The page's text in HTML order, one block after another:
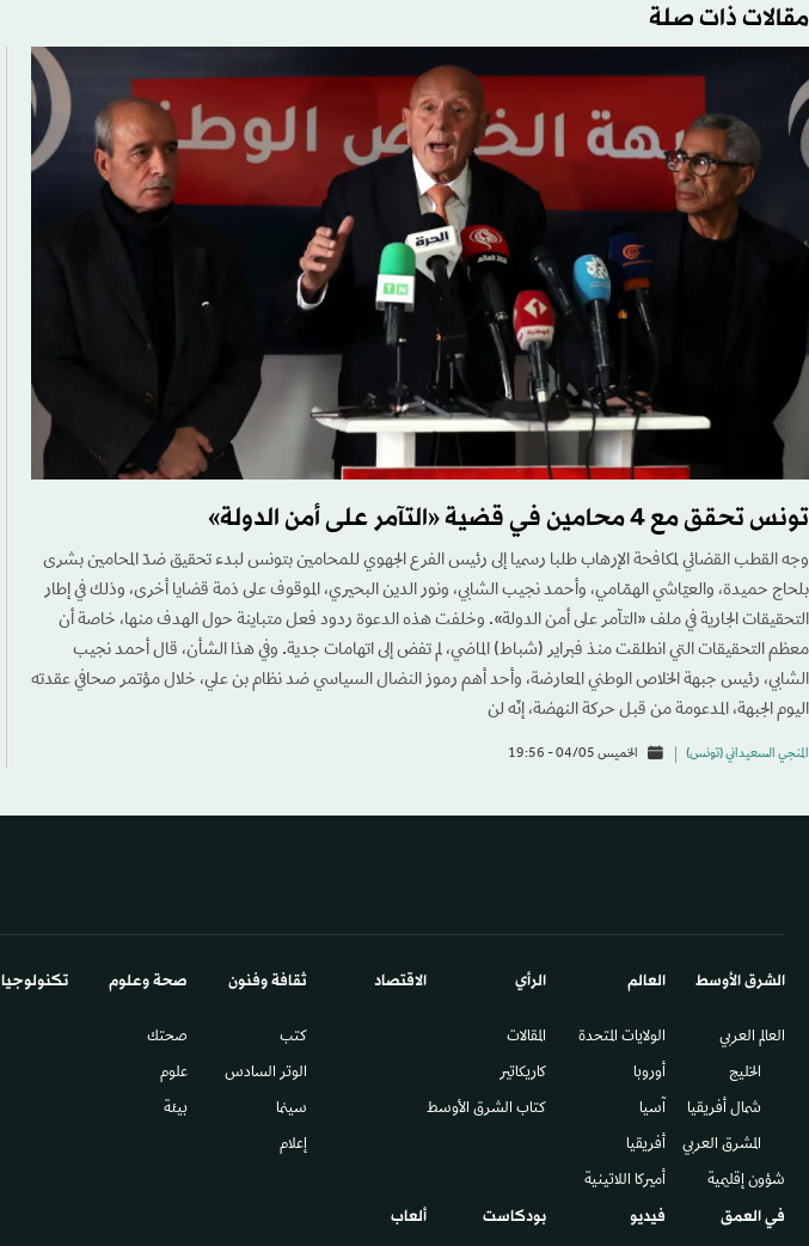
مقالات ذات صلة
تونس تحقق مع 4 محامين في قضية «التآمر على أمن الدولة»
وجه القطب القضائي لمكافحة الإرهاب طلبا رسميا إلى رئيس الفرع الجهوي للمحامين بتونس لبدء تحقيق ضدّ المحامين بشرى
بلحاج حميدة، والعيّاشي الهمّامي، وأحمد نجيب الشابي، ونور الدين البحيري، الموقوف على ذمة قضايا أخرى، وذلك في إطار
التحقيقات الجارية في ملف «التآمر على أمن الدولة». وخلفت هذه الدعوة ردود فعل متباينة حول الهدف منها، خاصة أن
معظم التحقيقات التي انطلقت منذ فبراير (شباط) الماضي، لم تفض إلى اتهامات جدية. وفي هذا الشأن، قال أحمد نجيب
الشابي، رئيس جبهة الخلاص الوطني المعارضة، وأحد أهم رموز النضال السياسي ضد نظام بن علي، خلال مؤتمر صحافي عقدته
اليوم الجبهة، المدعومة من قبل حركة النهضة، إنّه لن
المنجي السعيداني (تونس) الخميس 04/05 - 19:56
الشرق الأوسط​
العالم العربي
الخليج
شمال أفريقيا
المشرق العربي
شؤون إقليمية
العالم
الولايات المتحدة
أوروبا
آسيا
أفريقيا
أميركا اللاتينية
الرأي
المقالات
كاريكاتير
كتاب الشرق الأوسط
الاقتصاد ثقافة وفنون
كتب
الوتر السادس​
سينما
إعلام
صحة وعلوم
صحتك
علوم
بيئة
تكنولوجيا
في العمق فيديو بودكاست ألعاب